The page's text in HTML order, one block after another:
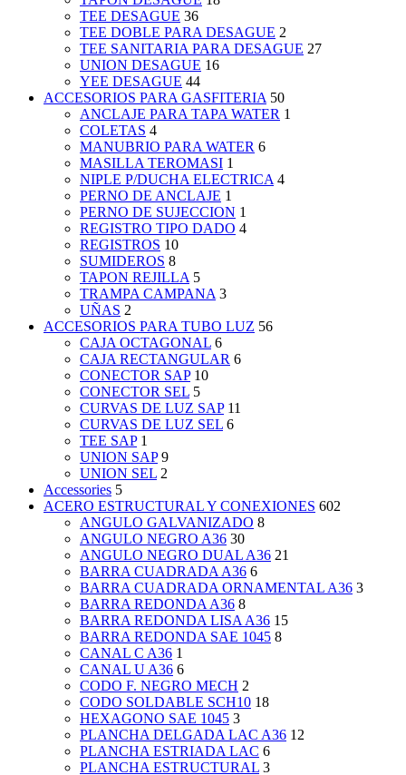
TEE DESAGUE 36
TEE DOBLE PARA DESAGUE 2
TEE SANITARIA PARA DESAGUE 27
UNION DESAGUE 16
YEE DESAGUE 44
ACCESORIOS PARA GASFITERIA 50
ANCLAJE PARA TAPA WATER 1
COLETAS 4
MANUBRIO PARA WATER 6
MASILLA TEROMASI 1
NIPLE P/DUCHA ELECTRICA 4
PERNO DE ANCLAJE 1
PERNO DE SUJECCION 1
REGISTRO TIPO DADO 4
REGISTROS 10
SUMIDEROS 8
TAPON REJILLA 5
TRAMPA CAMPANA 3
UÑAS 2
ACCESORIOS PARA TUBO LUZ 56
CAJA OCTAGONAL 6
CAJA RECTANGULAR 6
CONECTOR SAP 10
CONECTOR SEL 5
CURVAS DE LUZ SAP 11
CURVAS DE LUZ SEL 6
TEE SAP 1
UNION SAP 9
UNION SEL 2
Accessories 5
ACERO ESTRUCTURAL Y CONEXIONES 602
ANGULO GALVANIZADO 8
ANGULO NEGRO A36 30
ANGULO NEGRO DUAL A36 21
BARRA CUADRADA A36 6
BARRA CUADRADA ORNAMENTAL A36 3
BARRA REDONDA A36 8
BARRA REDONDA LISA A36 15
BARRA REDONDA SAE 1045 8
CANAL C A36 1
CANAL U A36 6
CODO F. NEGRO MECH 2
CODO SOLDABLE SCH10 18
HEXAGONO SAE 1045 3
PLANCHA DELGADA LAC A36 12
PLANCHA ESTRIADA LAC 6
PLANCHA ESTRUCTURAL 3